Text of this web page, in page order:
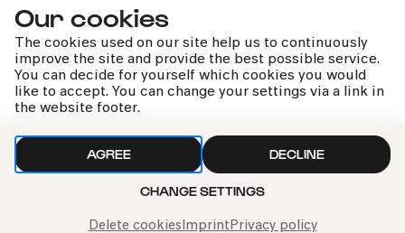
Our cookies
The cookies used on our site help us to continuously
improve the site and provide the best possible service.
You can decide for yourself which cookies you would
like to accept. You can change your settings via a link in
the website footer.
AGREE DECLINE
CHANGE SETTINGS
Delete cookiesImprintPrivacy policy
Press
Jobs
News
Contact
Submit a withdrawal request
Cookie settings